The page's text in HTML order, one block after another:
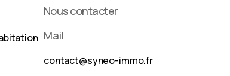
Nous contacter
Mail
contact@syneo-immo.fr